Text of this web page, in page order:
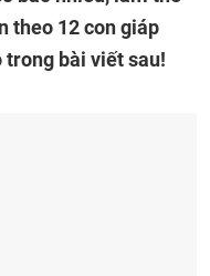
theo 12 con giáp
trong bài viết sau!